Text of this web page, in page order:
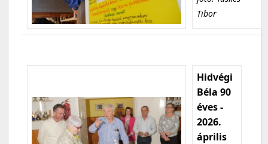
Tibor
Hidvégi
Béla 90
éves -
2026.
április